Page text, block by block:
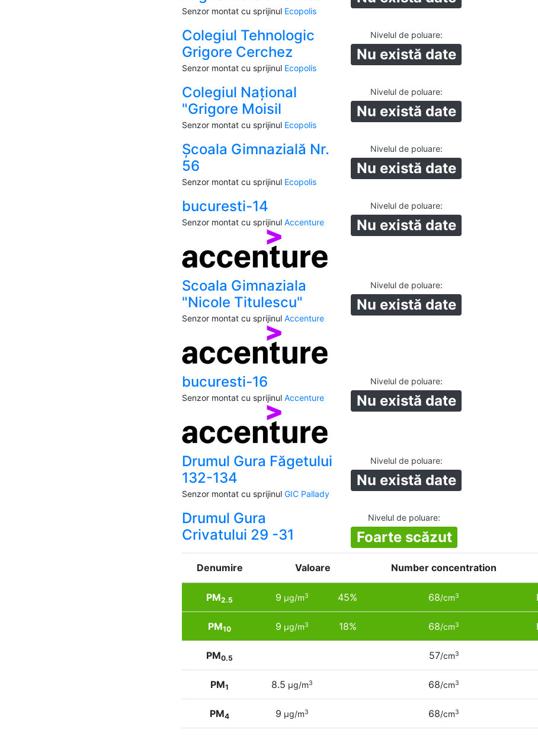
Senzor montat cu sprijinul Ecopolis
Colegiul Tehnologic
Grigore Cerchez
Senzor montat cu sprijinul Ecopolis
Nivelul de poluare:
Nu există date
Colegiul Național
"Grigore Moisil
Senzor montat cu sprijinul Ecopolis
Nivelul de poluare:
Nu există date
Școala Gimnazială Nr.
56
Senzor montat cu sprijinul Ecopolis
Nivelul de poluare:
Nu există date
bucuresti-14
Senzor montat cu sprijinul Accenture
Nivelul de poluare:
Nu există date
Scoala Gimnaziala
"Nicole Titulescu"
Senzor montat cu sprijinul Accenture
Nivelul de poluare:
Nu există date
bucuresti-16
Senzor montat cu sprijinul Accenture
Nivelul de poluare:
Nu există date
Drumul Gura Făgetului
132-134
Senzor montat cu sprijinul GIC Pallady
Nivelul de poluare:
Nu există date
Drumul Gura
Crivatului 29 -31
Nivelul de poluare:
Foarte scăzut
Denumire Valoare Number concentration
PM2.5 9 µg/m3 45% 68/cm3
PM10 9 µg/m3 18% 68/cm3
PM0.5 57/cm3
PM1 8.5 µg/m3 68/cm3
PM4 9 µg/m3 68/cm3